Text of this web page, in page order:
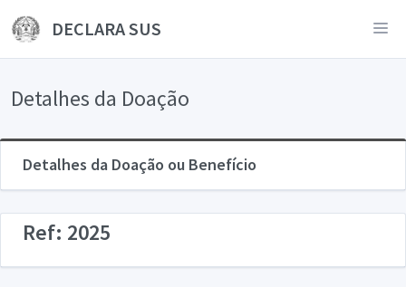
DECLARA SUS
Detalhes da Doação
Detalhes da Doação ou Benefício
Ref: 2025